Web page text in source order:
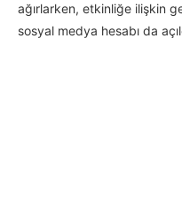
ağırlarken, etkinliğe ilişkin
sosyal medya hesabı da